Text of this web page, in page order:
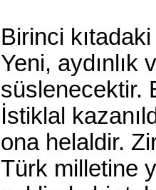
Birinci kıtadaki
Yeni, aydınlık
süslenecektir.
İstiklal
ona helaldir.
Türk milletine